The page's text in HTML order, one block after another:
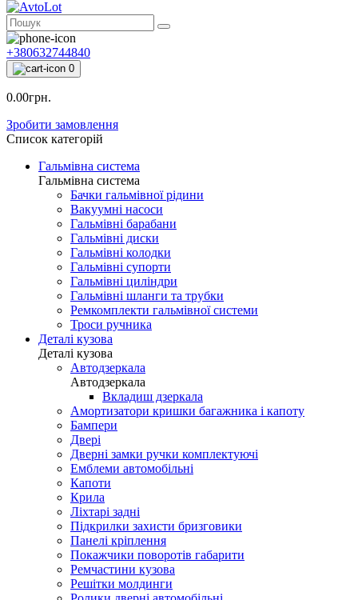
+380632744840
0
0.00грн.
Зробити замовлення
Список категорій
Гальмівна система
Гальмівна система
Бачки гальмівної рідини
Вакуумні насоси
Гальмівні барабани
Гальмівні диски
Гальмівні колодки
Гальмівні супорти
Гальмівні циліндри
Гальмівні шланги та трубки
Ремкомплекти гальмівної системи
Троси ручника
Деталі кузова
Деталі кузова
Автодзеркала
Автодзеркала
Вкладиш дзеркала
Амортизатори кришки багажника і капоту
Бампери
Двері
Дверні замки ручки комплектуючі
Емблеми автомобільні
Капоти
Крила
Ліхтарі задні
Підкрилки захисти бризговики
Панелі кріплення
Покажчики поворотів габарити
Ремчастини кузова
Решітки молдинги